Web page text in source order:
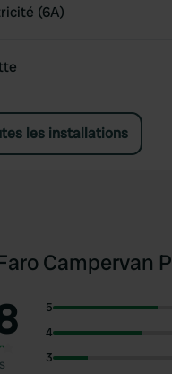
(6A)
les installations
Campervan
5
4
3